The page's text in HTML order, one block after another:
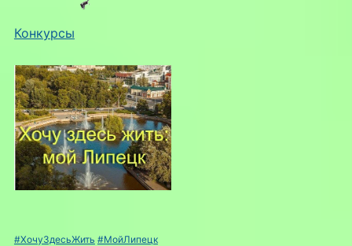
Конкурсы
#ХочуЗдесьЖить #МойЛипецк